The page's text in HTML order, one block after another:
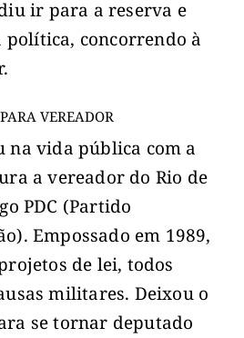
ir para a reserva e
concorrendo à
VEREADOR
na vida pública com a
a vereador do Rio de
PDC (Partido
Empossado em 1989,
de lei, todos
militares. Deixou o
se tornar deputado